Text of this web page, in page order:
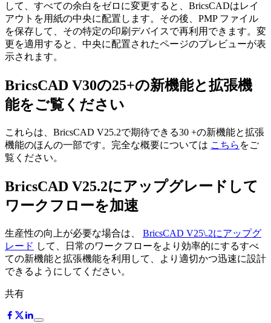
して、すべての余白をゼロに変更すると、BricsCADはレイ
アウトを用紙の中央に配置します。その後、PMP ファイル
を保存して、その特定の印刷デバイスで再利用できます。変
更を適用すると、中央に配置されたページのプレビューが表
示されます。
BricsCAD V30の25+の新機能と拡張機
能をご覧ください
これらは、BricsCAD V25.2で期待できる30 +の新機能と拡張
機能のほんの一部です。完全な概要については こちら をご
覧ください。
BricsCAD V25.2にアップグレードして
ワークフローを加速
生産性の向上が必要な場合は、 BricsCAD V25\.2にアップグ
レード して、日常のワークフローをより効率的にするすべ
ての新機能と拡張機能を利用して、より適切かつ迅速に設計
できるようにしてください。
共有